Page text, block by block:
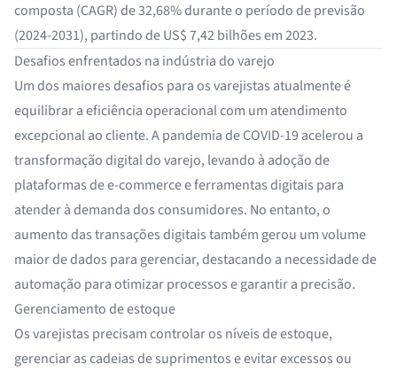
composta (CAGR) de 32,68% durante o período de previsão
(2024-2031), partindo de US$ 7,42 bilhões em 2023.
Desafios enfrentados na indústria do varejo
Um dos maiores desafios para os varejistas atualmente é
equilibrar a eficiência operacional com um atendimento
excepcional ao cliente. A pandemia de COVID-19 acelerou a
transformação digital do varejo, levando à adoção de
plataformas de e-commerce e ferramentas digitais para
atender à demanda dos consumidores. No entanto, o
aumento das transações digitais também gerou um volume
maior de dados para gerenciar, destacando a necessidade de
automação para otimizar processos e garantir a precisão.
Gerenciamento de estoque
Os varejistas precisam controlar os níveis de estoque,
gerenciar as cadeias de suprimentos e evitar excessos ou